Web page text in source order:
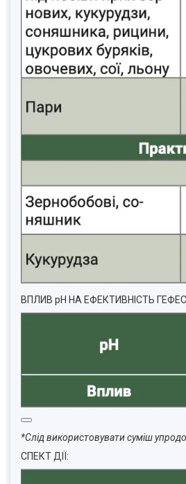
ВПЛИВ рН НА ЕФЕКТИВНІСТЬ
*Слід використовувати суміш
СПЕКТ ДІЇ: